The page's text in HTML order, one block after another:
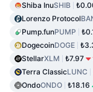
Shiba InuSHIB
Lorenzo Protocol
Pump.funPUMP
DogecoinDOGE
StellarXLM ₺7.97
Terra ClassicLUNC
OndoONDO ₺18.16